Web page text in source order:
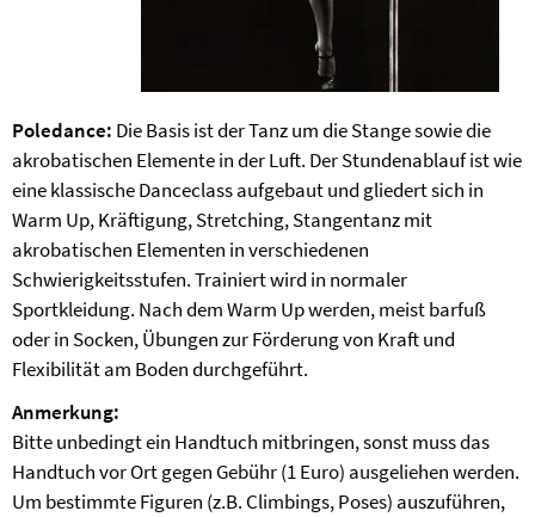
Poledance: Die Basis ist der Tanz um die Stange sowie die
akrobatischen Elemente in der Luft. Der Stundenablauf ist wie
eine klassische Danceclass aufgebaut und gliedert sich in
Warm Up, Kräftigung, Stretching, Stangentanz mit
akrobatischen Elementen in verschiedenen
Schwierigkeitsstufen. Trainiert wird in normaler
Sportkleidung. Nach dem Warm Up werden, meist barfuß
oder in Socken, Übungen zur Förderung von Kraft und
Flexibilität am Boden durchgeführt.
Anmerkung:
Bitte unbedingt ein Handtuch mitbringen, sonst muss das
Handtuch vor Ort gegen Gebühr (1 Euro) ausgeliehen werden.
Um bestimmte Figuren (z.B. Climbings, Poses) auszuführen,